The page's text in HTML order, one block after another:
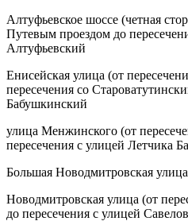
Алтуфьевское шоссе (четная
Путевым проездом до
Алтуфьевский
Енисейская улица (от
пересечения со
Бабушкинский
улица Менжинского (от
пересечения с улицей Летчика
Большая Новодмитровская
Новодмитровская улица (от
до пересечения с улицей